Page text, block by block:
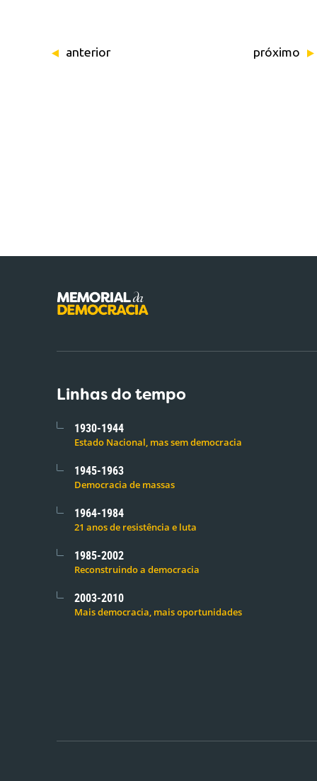
anterior próximo
Linhas do tempo
1930-1944
Estado Nacional, mas sem democracia
1945-1963
Democracia de massas
1964-1984
21 anos de resistência e luta
1985-2002
Reconstruindo a democracia
2003-2010
Mais democracia, mais oportunidades